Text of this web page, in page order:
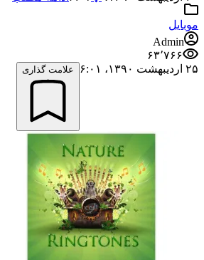
موبایل
Admin
۶۳٬۷۶۶
۲۵ اردیبهشت ۱۳۹۰،‏ ۶:۰۱
علامت گذاری